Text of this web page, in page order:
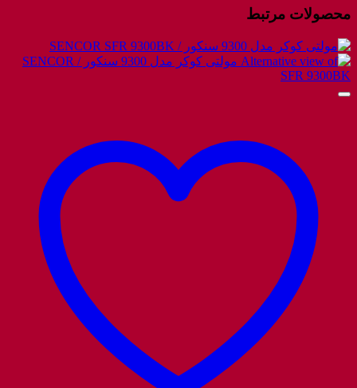
محصولات مرتبط